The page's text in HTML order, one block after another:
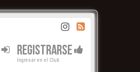
REGISTRARSE
Ingresar en el Club